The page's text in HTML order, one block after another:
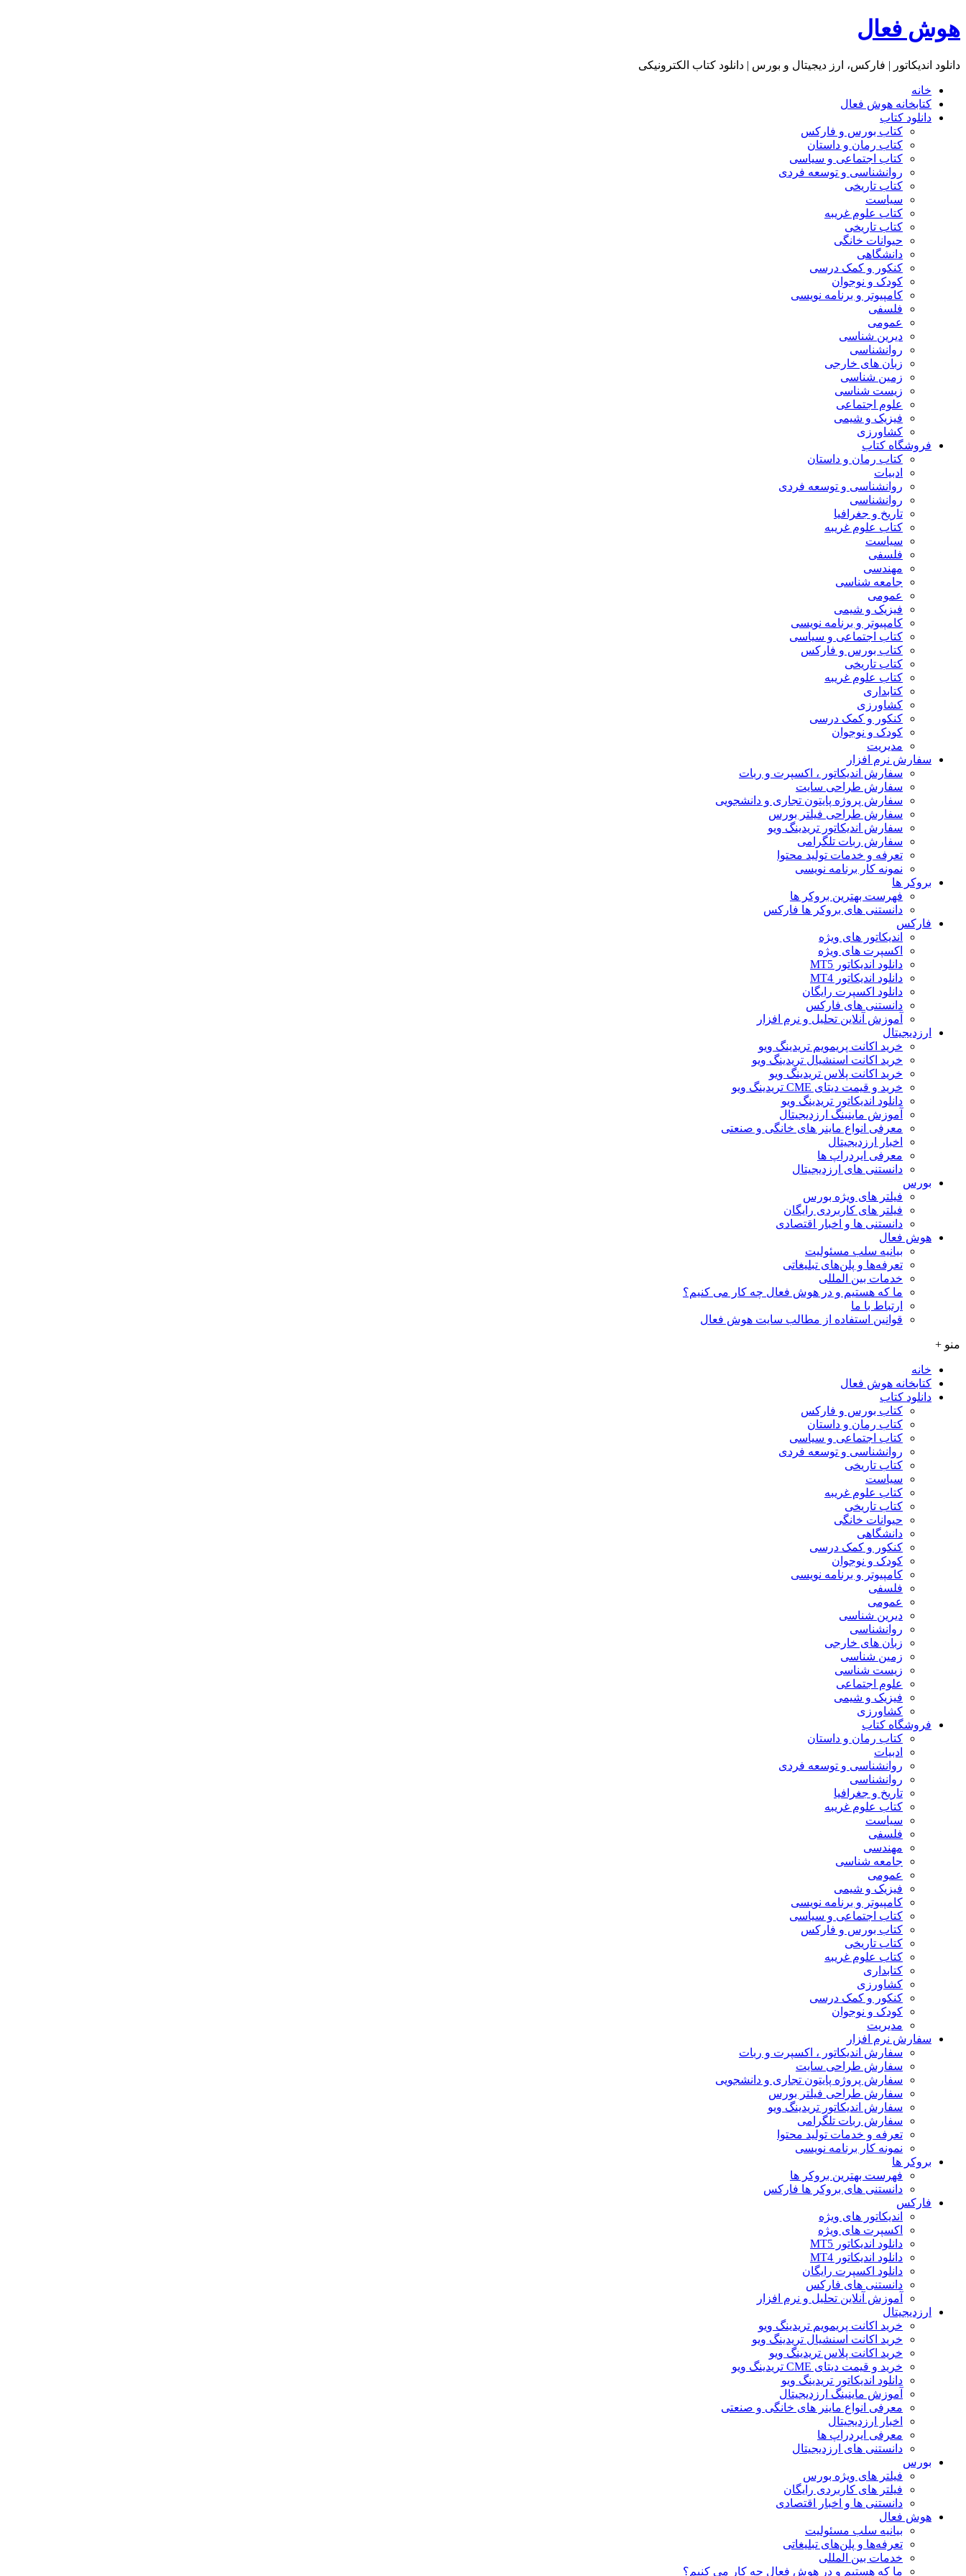
هوش فعال
دانلود اندیکاتور | فارکس، ارز دیجیتال و بورس | دانلود کتاب الکترونیکی
خانه
کتابخانه هوش فعال
دانلود کتاب
کتاب بورس و فارکس
کتاب رمان و داستان
کتاب اجتماعی و سیاسی
روانشناسی و توسعه فردی
کتاب تاریخی
سیاست
کتاب علوم غریبه
کتاب تاریخی
حیوانات خانگی
دانشگاهی
کنکور و کمک‌ درسی
کودک و نوجوان
کامپیوتر و برنامه نویسی
فلسفی
عمومی
دیرین شناسی
روانشناسی
زبان های خارجی
زمین شناسی
زیست شناسی
علوم اجتماعی
فیزیک و شیمی
کشاورزی
فروشگاه کتاب
کتاب رمان و داستان
ادبیات
روانشناسی و توسعه فردی
روانشناسی
تاریخ و جغرافیا
کتاب علوم غریبه
سیاست
فلسفی
مهندسی
جامعه شناسی
عمومی
فیزیک و شیمی
کامپیوتر و برنامه نویسی
کتاب اجتماعی و سیاسی
کتاب بورس و فارکس
کتاب تاریخی
کتاب علوم غریبه
کتابداری
کشاورزی
کنکور و کمک‌ درسی
کودک و نوجوان
مدیریت
سفارش نرم افزار
سفارش اندیکاتور ، اکسپرت و ربات
سفارش طراحی سایت
سفارش پروژه پایتون تجاری و دانشجویی
سفارش طراحی فیلتر بورس
سفارش اندیکاتور تریدینگ ویو
سفارش ربات تلگرامی
تعرفه و خدمات تولید محتوا
نمونه کار برنامه نویسی
بروکر ها
فهرست بهترین بروکر ها
دانستنی های بروکر ها فارکس
فارکس
اندیکاتور های ویژه
اکسپرت های ویژه
دانلود اندیکاتور MT5
دانلود اندیکاتور MT4
دانلود اکسپرت رایگان
دانستنی های فارکس
آموزش آنلاین تحلیل و نرم افزار
ارزدیجیتال
خرید اکانت پریمویم تریدینگ ویو
خرید اکانت اسنشیال تریدینگ ویو
خرید اکانت پلاس تریدینگ ویو
خرید و قیمت دیتای CME تریدینگ ویو
دانلود اندیکاتور تریدینگ ویو
آموزش ماینینگ ارزدیجیتال
معرفی انواع ماینر های خانگی و صنعتی
اخبار ارزدیجیتال
معرفی ایردراپ ها
دانستنی های ارزدیجیتال
بورس
فیلتر های ویژه بورس
فیلتر های کاربردی رایگان
دانستنی ها و اخبار اقتصادی
هوش فعال
بیانیه سلب مسئولیت
تعرفه‌ها و پلن‌های تبلیغاتی
خدمات بین المللی
ما که هستیم و در هوش فعال چه کار می کنیم؟
ارتباط با ما
قوانین استفاده از مطالب سایت هوش فعال
منو +
خانه
کتابخانه هوش فعال
دانلود کتاب
کتاب بورس و فارکس
کتاب رمان و داستان
کتاب اجتماعی و سیاسی
روانشناسی و توسعه فردی
کتاب تاریخی
سیاست
کتاب علوم غریبه
کتاب تاریخی
حیوانات خانگی
دانشگاهی
کنکور و کمک‌ درسی
کودک و نوجوان
کامپیوتر و برنامه نویسی
فلسفی
عمومی
دیرین شناسی
روانشناسی
زبان های خارجی
زمین شناسی
زیست شناسی
علوم اجتماعی
فیزیک و شیمی
کشاورزی
فروشگاه کتاب
کتاب رمان و داستان
ادبیات
روانشناسی و توسعه فردی
روانشناسی
تاریخ و جغرافیا
کتاب علوم غریبه
سیاست
فلسفی
مهندسی
جامعه شناسی
عمومی
فیزیک و شیمی
کامپیوتر و برنامه نویسی
کتاب اجتماعی و سیاسی
کتاب بورس و فارکس
کتاب تاریخی
کتاب علوم غریبه
کتابداری
کشاورزی
کنکور و کمک‌ درسی
کودک و نوجوان
مدیریت
سفارش نرم افزار
سفارش اندیکاتور ، اکسپرت و ربات
سفارش طراحی سایت
سفارش پروژه پایتون تجاری و دانشجویی
سفارش طراحی فیلتر بورس
سفارش اندیکاتور تریدینگ ویو
سفارش ربات تلگرامی
تعرفه و خدمات تولید محتوا
نمونه کار برنامه نویسی
بروکر ها
فهرست بهترین بروکر ها
دانستنی های بروکر ها فارکس
فارکس
اندیکاتور های ویژه
اکسپرت های ویژه
دانلود اندیکاتور MT5
دانلود اندیکاتور MT4
دانلود اکسپرت رایگان
دانستنی های فارکس
آموزش آنلاین تحلیل و نرم افزار
ارزدیجیتال
خرید اکانت پریمویم تریدینگ ویو
خرید اکانت اسنشیال تریدینگ ویو
خرید اکانت پلاس تریدینگ ویو
خرید و قیمت دیتای CME تریدینگ ویو
دانلود اندیکاتور تریدینگ ویو
آموزش ماینینگ ارزدیجیتال
معرفی انواع ماینر های خانگی و صنعتی
اخبار ارزدیجیتال
معرفی ایردراپ ها
دانستنی های ارزدیجیتال
بورس
فیلتر های ویژه بورس
فیلتر های کاربردی رایگان
دانستنی ها و اخبار اقتصادی
هوش فعال
بیانیه سلب مسئولیت
تعرفه‌ها و پلن‌های تبلیغاتی
خدمات بین المللی
ما که هستیم و در هوش فعال چه کار می کنیم؟